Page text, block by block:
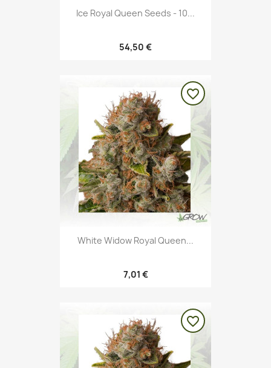
Ice Royal Queen Seeds - 10...
54,50 €
White Widow Royal Queen...
7,01 €
favorite_border
favorite_border